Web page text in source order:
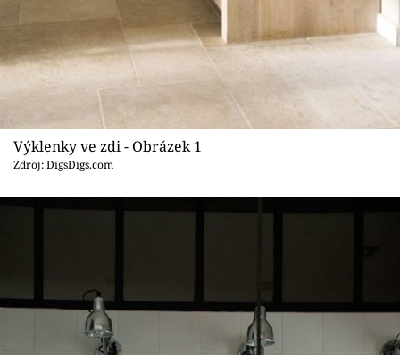
Výklenky ve zdi - Obrázek 1
Zdroj: DigsDigs.com